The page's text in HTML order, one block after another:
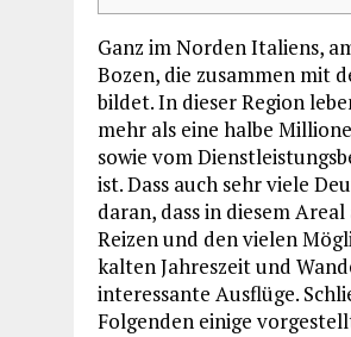
Ganz im Norden Italiens,
Bozen, die zusammen mit
bildet. In dieser Region
mehr als eine halbe
sowie vom
ist. Dass auch sehr viele
daran, dass in diesem
Reizen und den vielen
kalten Jahreszeit und
interessante Ausflüge.
Folgenden einige